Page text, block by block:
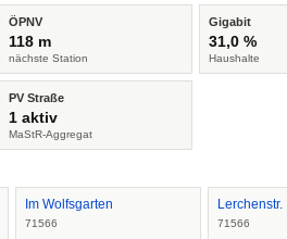
ÖPNV
118 m
nächste Station
Gigabit
31,0 %
Haushalte
PV Straße
1 aktiv
MaStR-Aggregat
Im Wolfsgarten
71566
Lerchenstr.
71566